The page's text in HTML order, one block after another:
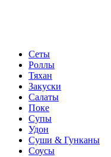
Сеты
Роллы
Тяхан
Закуски
Салаты
Поке
Супы
Удон
Суши & Гунканы
Соусы